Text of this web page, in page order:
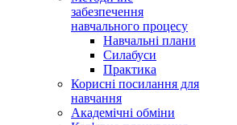
забезпечення
навчального процесу
Навчальні плани
Силабуси
Практика
Корисні посилання для
навчання
Академічні обміни